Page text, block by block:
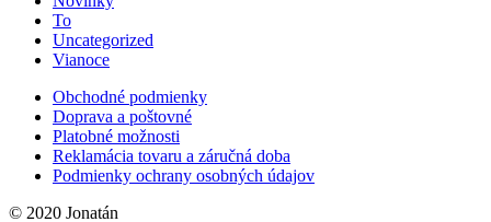
To
Uncategorized
Vianoce
Obchodné podmienky
Doprava a poštovné
Platobné možnosti
Reklamácia tovaru a záručná doba
Podmienky ochrany osobných údajov
© 2020 Jonatán